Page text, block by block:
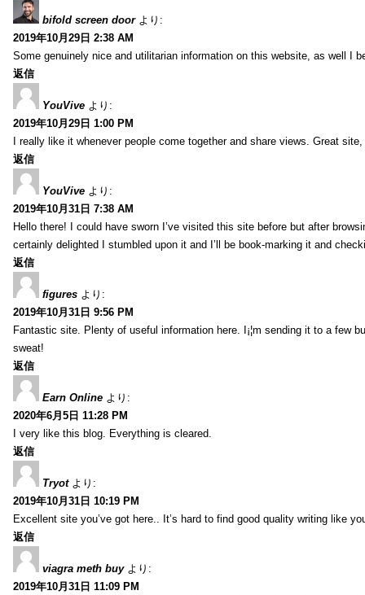
bifold screen door より:
2019年10月29日 2:38 AM
Some genuinely nice and utilitarian information on this website, as well I
返信
YouVive より:
2019年10月29日 1:00 PM
I really like it whenever people come together and share views. Great
返信
YouVive より:
2019年10月31日 7:38 AM
Hello there! I could have sworn I’ve visited this site before but after
certainly delighted I stumbled upon it and I’ll be book-marking it and
返信
figures より:
2019年10月31日 9:56 PM
Fantastic site. Plenty of useful information here. I¡¦m sending it to a few
sweat!
返信
Earn Online より:
2020年6月5日 11:28 PM
I very like this blog. Everything is cleared.
返信
Tryot より:
2019年10月31日 10:19 PM
Excellent site you’ve got here.. It’s hard to find good quality writing like
返信
viagra meth buy より:
2019年10月31日 11:09 PM